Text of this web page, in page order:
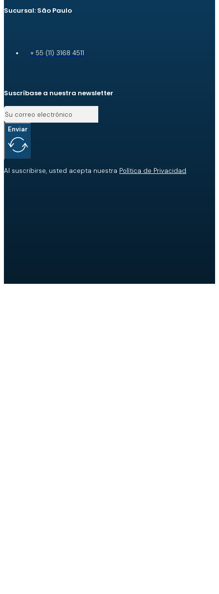
Sucursal: São Paulo
+ 55 (11) 3168 4511
Suscríbase a nuestra newsletter
Enviar
Al suscribirse, usted acepta nuestra Política de Privacidad.